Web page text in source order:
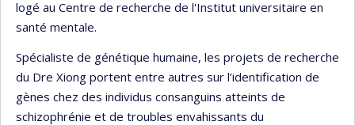
logé au Centre de recherche de l'Institut universitaire en
santé mentale.
Spécialiste de génétique humaine, les projets de recherche
du Dre Xiong portent entre autres sur l’identification de
gènes chez des individus consanguins atteints de
schizophrénie et de troubles envahissants du